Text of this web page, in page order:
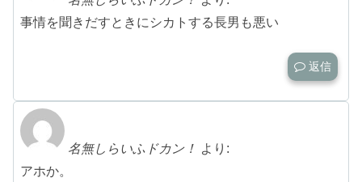
事情を聞きだすときにシカトする長男も悪い
返信
名無しらいふドカン！ より:
アホか。